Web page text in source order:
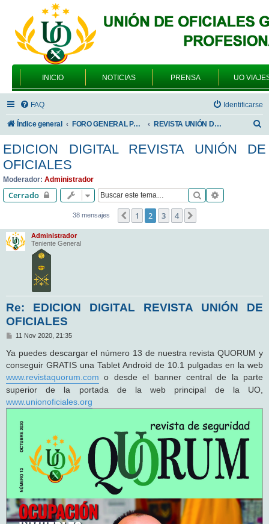
INICIO NOTICIAS PRENSA UO
FAQ Identificarse
Índice general FORO GENERAL PARA TODOS LOS USUARIOS REVISTA UNIÓN DE OFICIALES
s
EDICION DIGITAL REVISTA UNIÓN DE
OFICIALES
Moderador: Administrador
Cerrado Buscar
38 mensajes Anterior
1 2 3 4
Administrador
Teniente General
Re: EDICION DIGITAL REVISTA UNIÓN DE
OFICIALES
M
n
s
a
e
11 Nov 2020, 21:35
Ya puedes descargar el número 13 de nuestra revista QUORUM y
conseguir GRATIS una Tablet Android de 10.1 pulgadas en la web
www.revistaquorum.com o desde el banner central de la parte
superior de la portada de la web principal de la UO,
www.unionoficiales.org